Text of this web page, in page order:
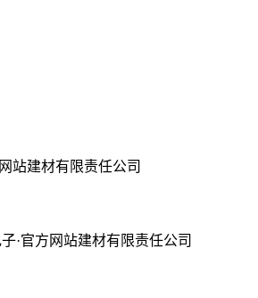
·官方网站建材有限责任公司